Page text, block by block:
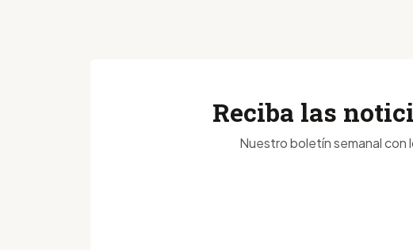
Reciba las
Nuestro boletín semanal con